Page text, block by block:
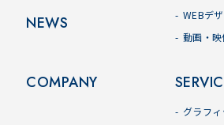
NEWS
COMPANY
WEBデ
動画・映
グラフ